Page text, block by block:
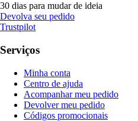
30 dias para mudar de ideia
Devolva seu pedido
Trustpilot
Serviços
Minha conta
Centro de ajuda
Acompanhar meu pedido
Devolver meu pedido
Códigos promocionais